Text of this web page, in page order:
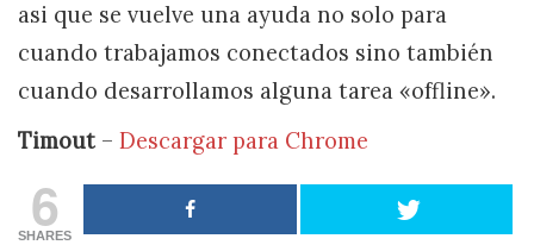
asi que se vuelve una ayuda no solo para
cuando trabajamos conectados sino también
cuando desarrollamos alguna tarea «offline».
Timout – Descargar para Chrome
6
SHARES